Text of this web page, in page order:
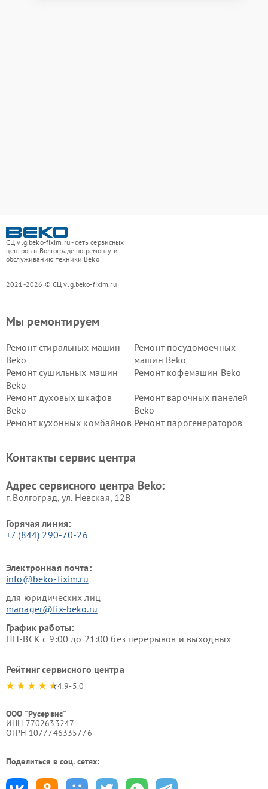
СЦ vlg.beko-fixim.ru - сеть сервисных
центров в Волгограде по ремонту и
обслуживанию техники Beko
2021-2026 © СЦ vlg.beko-fixim.ru
Мы ремонтируем
Ремонт стиральных машин
Beko
Ремонт посудомоечных
машин Beko
Ремонт сушильных машин
Beko
Ремонт кофемашин Beko
Ремонт духовых шкафов
Beko
Ремонт варочных панелей
Beko
Ремонт кухонных комбайнов Ремонт парогенераторов
Ремонт холодильников Beko Ремонт морозильных камер
Контакты сервис центра
Адрес сервисного центра Beko:
г. Волгоград, ул. Невская, 12В
Горячая линия:
+7 (844) 290-70-26
Электронная почта:
info@beko-fixim.ru
для юридических лиц
manager@fix-beko.ru
График работы:
ПН-ВСК с 9:00 до 21:00 без перерывов и выходных
Рейтинг сервисного центра
4.9-5.0
ООО "Русервис"
ИНН 7702633247
ОГРН 1077746335776
Поделиться в соц. сетях: